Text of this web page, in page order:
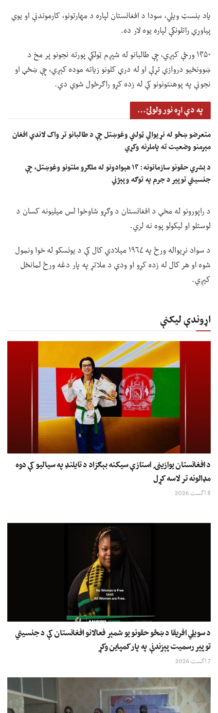
یاد بنسټ ویلي، سودا د افغانستان لپاره د مهارتونو، کارموندنې او یوې
پیاوړې راتلونکې لپاره یوه لار ده.
۱۴۵۰ ورځې کېږي، چې طالبانو له شپږم ټولکي پورته نجونو پر مخ د
ښوونځیو دروازې تړلې او له درې کلونو زیاته موده کېږي، چې ښځې او
نجونې په پوهنتونونو کې له زده کړو راګرځول شوې دي.
په دې اړه نور ولولئ...
متعرضو ښځو له نړیوالې ټولنې وغوښتل چې د طالبانو تر واک لاندې افغان
مېرمنو وضعیت ته پاملرنه وکړي
د بشري حقونو سازمانونه: ۱۴ هېوادونو له ملګرو ملتونو وغوښتل، چې
جنسیتي توپير د جرم په توګه وپېژني
د راپورونو له مخې د افغانستان د وګړو شاوخوا لس میلیونه کسان د
لوستلو او لیکولو پوه نه لري.
د سواد نړیواله ورځ په ۱۹۶۷ میلادي کال کې د یونسکو له خوا ونمول
شوه او هر کال له زده کړو او ودې د ملاتړ په پار دغه ورځ لمانځل
کېږي.
اړوندې لیکنې
د افغانستان یوازینۍ استازې سیکنه بېګزاد د تایلنډ په سیالیو کې دوه
مډالونه تر لاسه کړل
8 اگست 2026
د سویلي افریقا د ښځو حقونو یو شمېر فعالانو افغانستان کې د جنسیتي
توپیر رسمیت پېزندنې په پار کمپاین وکړ
7 اگست 2026